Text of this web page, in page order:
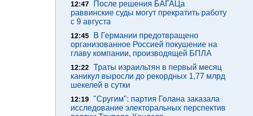
12:47
После решения БАГАЦа
раввинские суды могут прекратить работу
с 9 августа
12:45
В Германии предотвращено
организованное Россией покушение на
главу компании, производящей БПЛА
12:22 Траты израильтян в первый месяц
каникул выросли до рекордных 1,77 млрд
шекелей в сутки
12:19 "Сругим": партия Голана заказала
исследование электоральных перспектив